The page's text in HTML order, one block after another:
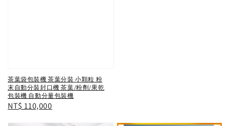
茶葉袋包裝機 茶葉分裝 小顆粒 粉
末自動分裝封口機 茶葉/粉劑/果乾
包裝機 自動分量包裝機
Regular
NT$ 110,000